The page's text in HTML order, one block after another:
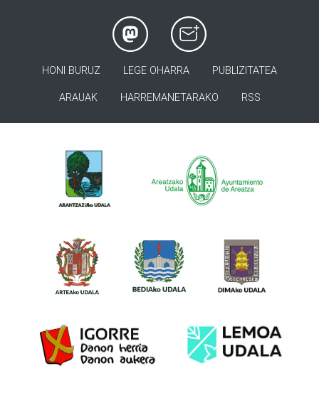
HONI BURUZ LEGE OHARRA PUBLIZITATEA
ARAUAK HARREMANETARAKO RSS